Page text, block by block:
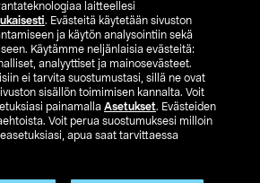
laitteellesi
. Evästeitä käytetään sivuston
ja käytön analysointiin sekä
Käytämme neljänlaisia evästeitä:
analyyttiset ja mainosevästeet.
ei tarvita suostumustasi, sillä ne ovat
sisällön toimimisen kannalta. Voit
painamalla Asetukset. Evästeiden
Voit perua suostumuksesi milloin
apua saat tarvittaessa
Etsi myymälä
SE NO FI
FI SV